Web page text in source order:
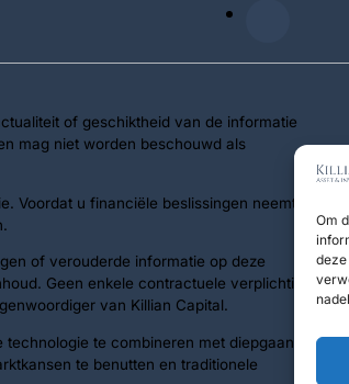
Om
of geschiktheid van de informatie
mag niet worden beschouwd als
Voordat u financiële beslissingen neemt of
of verouderde informatie op deze
Geen enkele contractuele verplichting
van Killian Capital.
te combineren met diepgaande
te benutten en traditionele